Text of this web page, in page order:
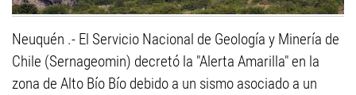
Neuquén .- El Servicio Nacional de Geología y Minería de
Chile (Sernageomin) decretó la "Alerta Amarilla" en la
zona de Alto Bío Bío debido a un sismo asociado a un